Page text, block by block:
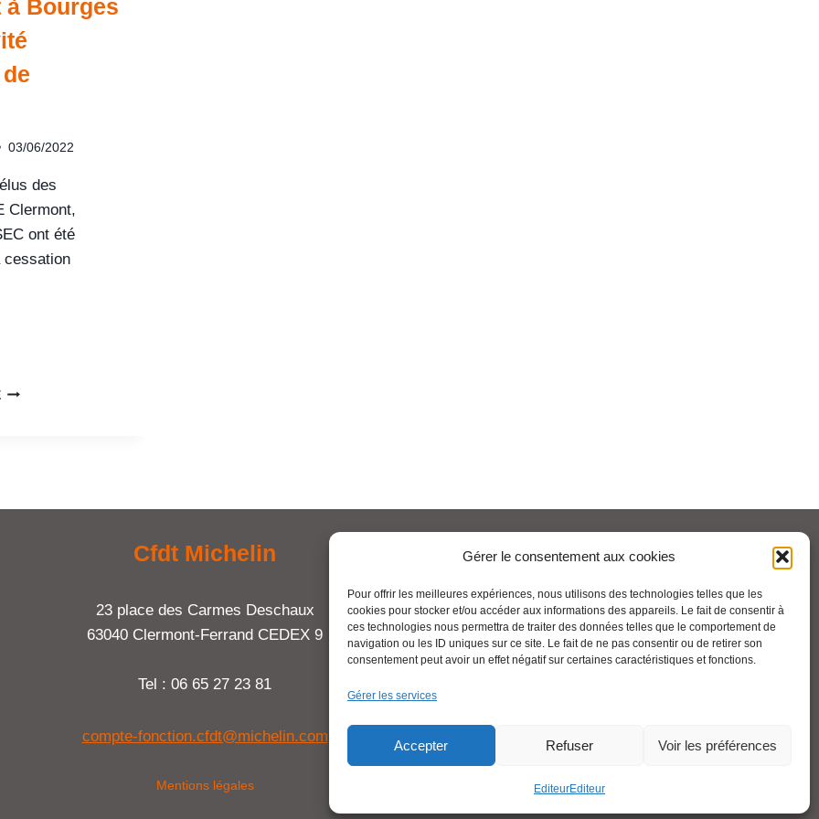
Gérer le consentement aux cookies
Pour offrir les meilleures expériences, nous utilisons des technologies telles que les
cookies pour stocker et/ou accéder aux informations des appareils. Le fait de consentir à
ces technologies nous permettra de traiter des données telles que le comportement de
navigation ou les ID uniques sur ce site. Le fait de ne pas consentir ou de retirer son
consentement peut avoir un effet négatif sur certaines caractéristiques et fonctions.
Gérer les services
Accepter Refuser Voir les préférences
EditeurEditeur
à Bourges
03/06/2022
des
Clermont,
ont été
cessation
Cfdt Michelin
23 place des Carmes Deschaux
63040 Clermont-Ferrand CEDEX 9
Tel : 06 65 27 23 81
compte-fonction.cfdt@michelin.com
Mentions légales
Pour aller plus loin :
Cfdt.fr
Se syndiquer en ligne